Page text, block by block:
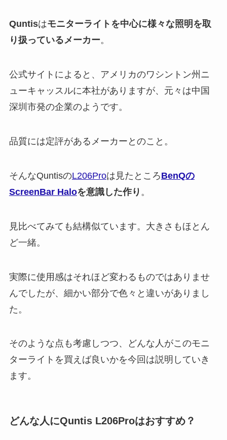
Quntisはモニターライトを中心に様々な照明を取
り扱っているメーカー。
公式サイトによると、アメリカのワシントン州ニ
ューキャッスルに本社がありますが、元々は中国
深圳市発の企業のようです。
品質には定評があるメーカーとのこと。
そんなQuntisのL206Proは見たところBenQの
ScreenBar Haloを意識した作り 。
見比べてみても結構似ています。大きさもほとん
ど一緒。
実際に使用感はそれほど変わるものではありませ
んでしたが、細かい部分で色々と違いがありまし
た。
そのような点も考慮しつつ、どんな人がこのモニ
ターライトを買えば良いかを今回は説明していき
ます。
どんな人にQuntis L206Proはおすすめ？